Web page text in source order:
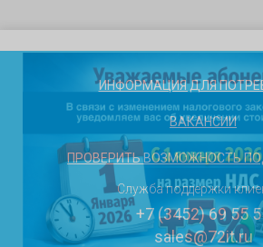
ИНФОРМАЦИЯ ДЛЯ
ВАКАНСИИ
ПРОВЕРИТЬ ВОЗМОЖНОСТЬ
Служба поддержки
+7 (3452) 69 55
sales@72it.ru